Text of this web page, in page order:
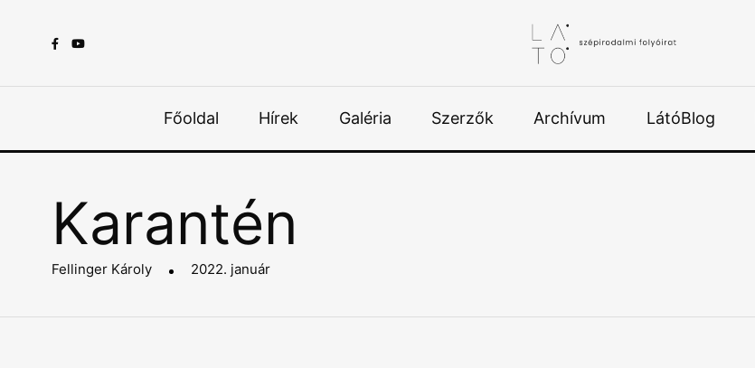
Főoldal Hírek Galéria Szerzők Archívum LátóBlog
Karantén
Fellinger Károly 2022. január